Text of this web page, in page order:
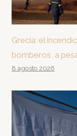
Grecia: el
bomberos, a
8 agosto 2026